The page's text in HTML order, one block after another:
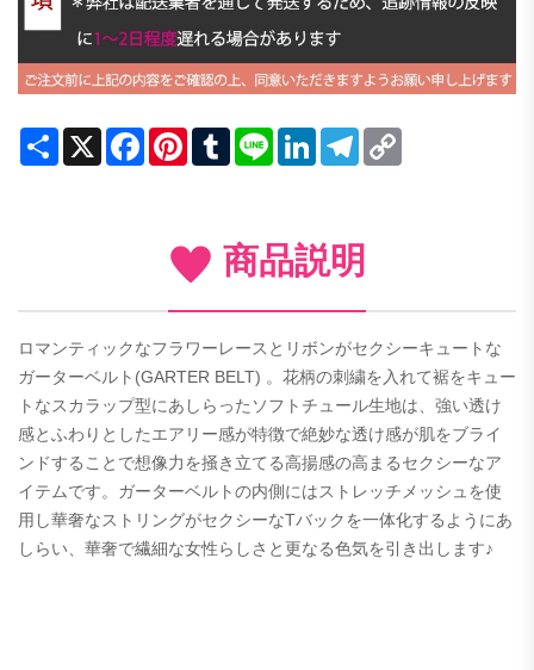
Share X FacebookPinterestTumblrLine LinkedInTelegram
商品説明
ロマンティックなフラワーレースとリボンがセクシーキュートな
ガーターベルト(GARTER BELT) 。花柄の刺繍を入れて裾をキュー
トなスカラップ型にあしらったソフトチュール生地は、強い透け
感とふわりとしたエアリー感が特徴で絶妙な透け感が肌をブライ
ンドすることで想像力を掻き立てる高揚感の高まるセクシーなア
イテムです。ガーターベルトの内側にはストレッチメッシュを使
用し華奢なストリングがセクシーなTバックを一体化するようにあ
しらい、華奢で繊細な女性らしさと更なる色気を引き出します♪